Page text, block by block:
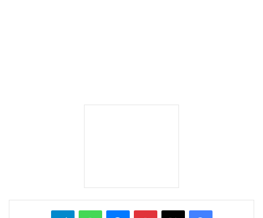
بينتيريست واتساب